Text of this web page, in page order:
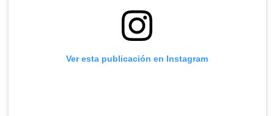
Ver esta publicación en Instagram